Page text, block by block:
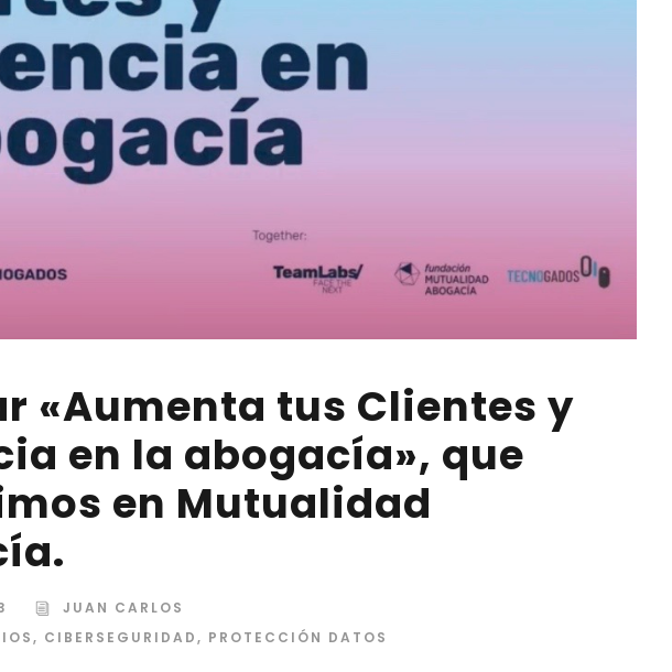
«Aumenta tus Clientes y
en la abogacía», que
en Mutualidad
JUAN CARLOS
, CIBERSEGURIDAD, PROTECCIÓN DATOS